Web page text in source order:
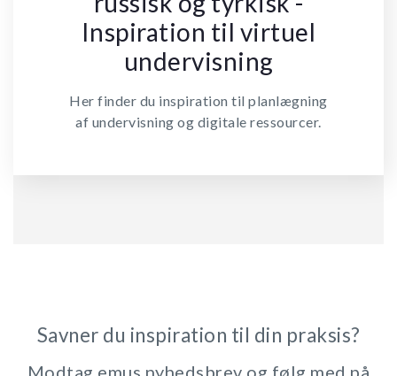
Inspiration til virtuel
undervisning
Her finder du inspiration til planlægning
af undervisning og digitale ressourcer.
Savner du inspiration til din praksis?
Modtag emus nyhedsbrev og følg med på